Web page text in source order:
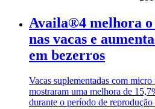
Availa®4 melhora
nas vacas e
em bezerros
Vacas suplementadas com
mostraram uma melhora de
durante o período de